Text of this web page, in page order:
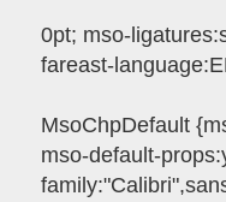
0pt; mso-
fareast-
MsoChpDefault
mso-default-